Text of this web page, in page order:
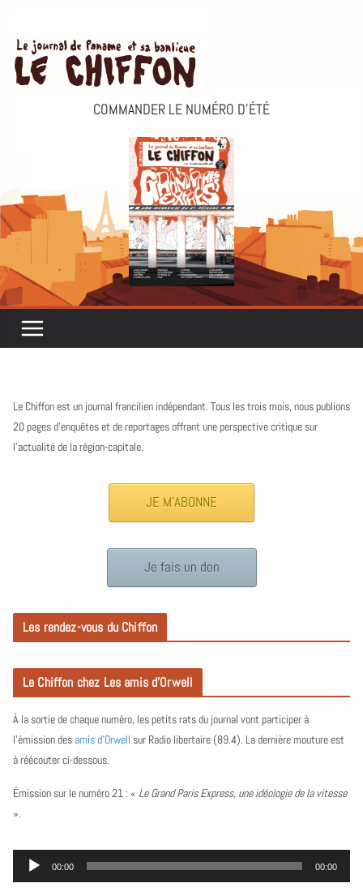
contenu
COMMANDER LE NUMÉRO D’ÉTÉ
Le Chiffon est un journal francilien indépendant. Tous les trois mois, nous publions
20 pages d’enquêtes et de reportages offrant une perspective critique sur
l’actualité de la région-capitale.
JE M'ABONNE
Je fais un don
Les rendez-vous du Chiffon
Le Chiffon chez Les amis d’Orwell
À la sortie de chaque numéro, les petits rats du journal vont participer à
l’émission des amis d’Orwell sur Radio libertaire (89.4). La dernière mouture est
à réécouter ci-dessous.
Émission sur le numéro 21 : « Le Grand Paris Express, une idéologie de la vitesse
».
e
00:00 00:00